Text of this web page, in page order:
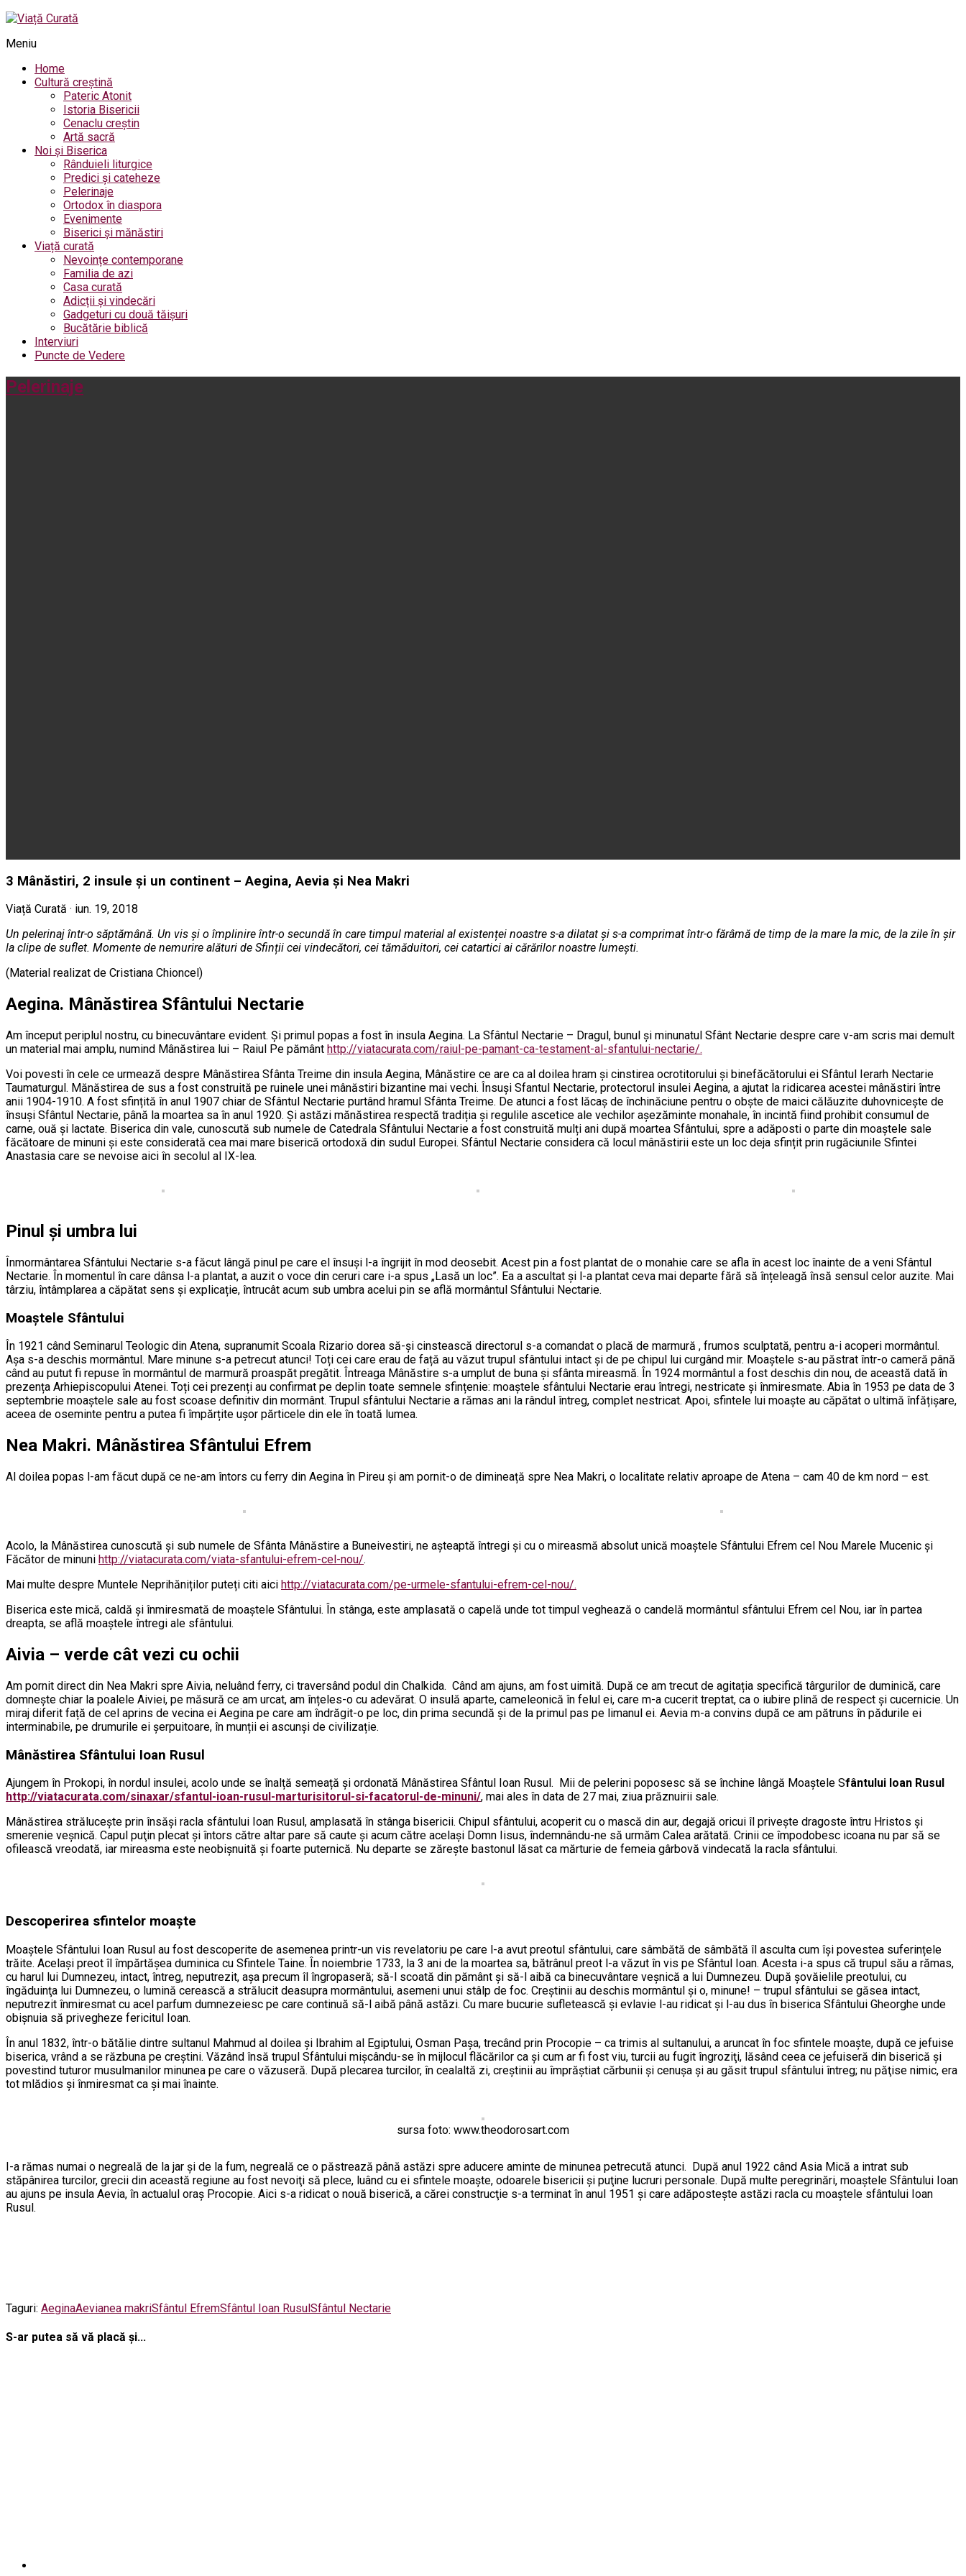
Meniu
Home
Cultură creștină
Pateric Atonit
Istoria Bisericii
Cenaclu creștin
Artă sacră
Noi și Biserica
Rânduieli liturgice
Predici și cateheze
Pelerinaje
Ortodox în diaspora
Evenimente
Biserici și mănăstiri
Viață curată
Nevoințe contemporane
Familia de azi
Casa curată
Adicții și vindecări
Gadgeturi cu două tăișuri
Bucătărie biblică
Interviuri
Puncte de Vedere
Pelerinaje
3 Mânăstiri, 2 insule și un continent – Aegina, Aevia și Nea Makri
Viață Curată · iun. 19, 2018
Un pelerinaj într-o săptămână. Un vis și o împlinire într-o secundă în care timpul material al existenței noastre s-a dilatat și s-a comprimat într-o fărâmă de timp de la mare la mic, de la zile în șir
la clipe de suflet. Momente de nemurire alături de Sfinții cei vindecători, cei tămăduitori, cei catartici ai cărărilor noastre lumești.
(Material realizat de Cristiana Chioncel)
Aegina. Mânăstirea Sfântului Nectarie
Am început periplul nostru, cu binecuvântare evident. Și primul popas a fost în insula Aegina. La Sfântul Nectarie – Dragul, bunul și minunatul Sfânt Nectarie despre care v-am scris mai demult
un material mai amplu, numind Mânăstirea lui – Raiul Pe pământ http://viatacurata.com/raiul-pe-pamant-ca-testament-al-sfantului-nectarie/.
Voi povesti în cele ce urmează despre Mânăstirea Sfânta Treime din insula Aegina, Mânăstire ce are ca al doilea hram și cinstirea ocrotitorului și binefăcătorului ei Sfântul Ierarh Nectarie
Taumaturgul. Mănăstirea de sus a fost construită pe ruinele unei mânăstiri bizantine mai vechi. Însuși Sfantul Nectarie, protectorul insulei Aegina, a ajutat la ridicarea acestei mânăstiri între
anii 1904-1910. A fost sfințită în anul 1907 chiar de Sfântul Nectarie purtând hramul Sfânta Treime. De atunci a fost lăcaș de închinăciune pentru o obște de maici călăuzite duhovnicește de
însuși Sfântul Nectarie, până la moartea sa în anul 1920. Și astăzi mănăstirea respectă tradiția și regulile ascetice ale vechilor așezăminte monahale, în incintă fiind prohibit consumul de
carne, ouă și lactate. Biserica din vale, cunoscută sub numele de Catedrala Sfântului Nectarie a fost construită mulți ani după moartea Sfântului, spre a adăposti o parte din moaștele sale
făcătoare de minuni și este considerată cea mai mare biserică ortodoxă din sudul Europei. Sfântul Nectarie considera că locul mânăstirii este un loc deja sfințit prin rugăciunile Sfintei
Anastasia care se nevoise aici în secolul al IX-lea.
Pinul și umbra lui
Înmormântarea Sfântului Nectarie s-a făcut lângă pinul pe care el însuși l-a îngrijit în mod deosebit. Acest pin a fost plantat de o monahie care se afla în acest loc înainte de a veni Sfântul
Nectarie. În momentul în care dânsa l-a plantat, a auzit o voce din ceruri care i-a spus „Lasă un loc”. Ea a ascultat și l-a plantat ceva mai departe fără să înțeleagă însă sensul celor auzite. Mai
târziu, întâmplarea a căpătat sens și explicație, întrucât acum sub umbra acelui pin se află mormântul Sfântului Nectarie.
Moaștele Sfântului
În 1921 când Seminarul Teologic din Atena, supranumit Scoala Rizario dorea să-și cinstească directorul s-a comandat o placă de marmură , frumos sculptată, pentru a-i acoperi mormântul.
Așa s-a deschis mormântul. Mare minune s-a petrecut atunci! Toți cei care erau de față au văzut trupul sfântului intact și de pe chipul lui curgând mir. Moaștele s-au păstrat într-o cameră până
când au putut fi repuse în mormântul de marmură proaspăt pregătit. Întreaga Mânăstire s-a umplut de buna și sfânta mireasmă. În 1924 mormântul a fost deschis din nou, de această dată în
prezența Arhiepiscopului Atenei. Toți cei prezenți au confirmat pe deplin toate semnele sfințenie: moaștele sfântului Nectarie erau întregi, nestricate și înmiresmate. Abia în 1953 pe data de 3
septembrie moaștele sale au fost scoase definitiv din mormânt. Trupul sfântului Nectarie a rămas ani la rândul întreg, complet nestricat. Apoi, sfintele lui moaște au căpătat o ultimă înfățișare,
aceea de oseminte pentru a putea fi împărțite ușor părticele din ele în toată lumea.
Nea Makri. Mânăstirea Sfântului Efrem
Al doilea popas l-am făcut după ce ne-am întors cu ferry din Aegina în Pireu și am pornit-o de dimineață spre Nea Makri, o localitate relativ aproape de Atena – cam 40 de km nord – est.
Acolo, la Mânăstirea cunoscută și sub numele de Sfânta Mânăstire a Buneivestiri, ne așteaptă întregi și cu o mireasmă absolut unică moaștele Sfântului Efrem cel Nou Marele Mucenic și
Făcător de minuni http://viatacurata.com/viata-sfantului-efrem-cel-nou/.
Mai multe despre Muntele Neprihăniților puteți citi aici http://viatacurata.com/pe-urmele-sfantului-efrem-cel-nou/.
Biserica este mică, caldă și înmiresmată de moaștele Sfântului. În stânga, este amplasată o capelă unde tot timpul veghează o candelă mormântul sfântului Efrem cel Nou, iar în partea
dreapta, se află moaștele întregi ale sfântului.
Aivia – verde cât vezi cu ochii
Am pornit direct din Nea Makri spre Aivia, neluând ferry, ci traversând podul din Chalkida. Când am ajuns, am fost uimită. După ce am trecut de agitația specifică târgurilor de duminică, care
domnește chiar la poalele Aiviei, pe măsură ce am urcat, am înțeles-o cu adevărat. O insulă aparte, cameleonică în felul ei, care m-a cucerit treptat, ca o iubire plină de respect și cucernicie. Un
miraj diferit față de cel aprins de vecina ei Aegina pe care am îndrăgit-o pe loc, din prima secundă și de la primul pas pe limanul ei. Aevia m-a convins după ce am pătruns în pădurile ei
interminabile, pe drumurile ei șerpuitoare, în munții ei ascunși de civilizație.
Mânăstirea Sfântului Ioan Rusul
Ajungem în Prokopi, în nordul insulei, acolo unde se înalță semeață și ordonată Mânăstirea Sfântul Ioan Rusul. Mii de pelerini poposesc să se închine lângă Moaștele Sfântului Ioan Rusul
http://viatacurata.com/sinaxar/sfantul-ioan-rusul-marturisitorul-si-facatorul-de-minuni/, mai ales în data de 27 mai, ziua prăznuirii sale.
Mânăstirea strălucește prin însăși racla sfântului Ioan Rusul, amplasată în stânga bisericii. Chipul sfântului, acoperit cu o mască din aur, degajă oricui îl privește dragoste întru Hristos și
smerenie veșnică. Capul puţin plecat şi întors către altar pare să caute şi acum către acelaşi Domn Iisus, îndemnându-ne să urmăm Calea arătată. Crinii ce împodobesc icoana nu par să se
ofilească vreodată, iar mireasma este neobișnuită și foarte puternică. Nu departe se zăreşte bastonul lăsat ca mărturie de femeia gârbovă vindecată la racla sfântului.
Descoperirea sfintelor moaşte
Moaștele Sfântului Ioan Rusul au fost descoperite de asemenea printr-un vis revelatoriu pe care l-a avut preotul sfântului, care sâmbătă de sâmbătă îl asculta cum își povestea suferințele
trăite. Același preot îl împărtășea duminica cu Sfintele Taine. În noiembrie 1733, la 3 ani de la moartea sa, bătrânul preot l-a văzut în vis pe Sfântul Ioan. Acesta i-a spus că trupul său a rămas,
cu harul lui Dumnezeu, intact, întreg, neputrezit, aşa precum îl îngropaseră; să-l scoată din pământ şi să-l aibă ca binecuvântare veşnică a lui Dumnezeu. După şovăielile preotului, cu
îngăduinţa lui Dumnezeu, o lumină cerească a strălucit deasupra mormântului, asemeni unui stâlp de foc. Creştinii au deschis mormântul şi o, minune! – trupul sfântului se găsea intact,
neputrezit înmiresmat cu acel parfum dumnezeiesc pe care continuă să-l aibă până astăzi. Cu mare bucurie sufletească şi evlavie l-au ridicat şi l-au dus în biserica Sfântului Gheorghe unde
obişnuia să privegheze fericitul Ioan.
În anul 1832, într-o bătălie dintre sultanul Mahmud al doilea şi Ibrahim al Egiptului, Osman Paşa, trecând prin Procopie – ca trimis al sultanului, a aruncat în foc sfintele moaşte, după ce jefuise
biserica, vrând a se răzbuna pe creştini. Văzând însă trupul Sfântului mişcându-se în mijlocul flăcărilor ca şi cum ar fi fost viu, turcii au fugit îngroziţi, lăsând ceea ce jefuiseră din biserică şi
povestind tuturor musulmanilor minunea pe care o văzuseră. După plecarea turcilor, în cealaltă zi, creştinii au împrăştiat cărbunii şi cenuşa şi au găsit trupul sfântului întreg; nu păţise nimic, era
tot mlădios şi înmiresmat ca şi mai înainte.
sursa foto: www.theodorosart.com
I-a rămas numai o negreală de la jar şi de la fum, negreală ce o păstrează până astăzi spre aducere aminte de minunea petrecută atunci. După anul 1922 când Asia Mică a intrat sub
stăpânirea turcilor, grecii din această regiune au fost nevoiţi să plece, luând cu ei sfintele moaşte, odoarele bisericii şi puţine lucruri personale. După multe peregrinări, moaştele Sfântului Ioan
au ajuns pe insula Aevia, în actualul oraş Procopie. Aici s-a ridicat o nouă biserică, a cărei construcţie s-a terminat în anul 1951 şi care adăposteşte astăzi racla cu moaștele sfântului Ioan
Rusul.
Taguri: AeginaAevianea makriSfântul EfremSfântul Ioan RusulSfântul Nectarie
S-ar putea să vă placă și...